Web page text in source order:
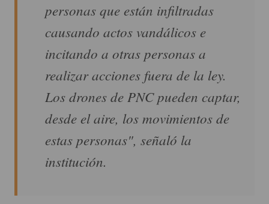
personas que están infiltradas
causando actos vandálicos e
incitando a otras personas a
realizar acciones fuera de la ley.
Los drones de PNC pueden captar,
desde el aire, los movimientos de
estas personas", señaló la
institución.